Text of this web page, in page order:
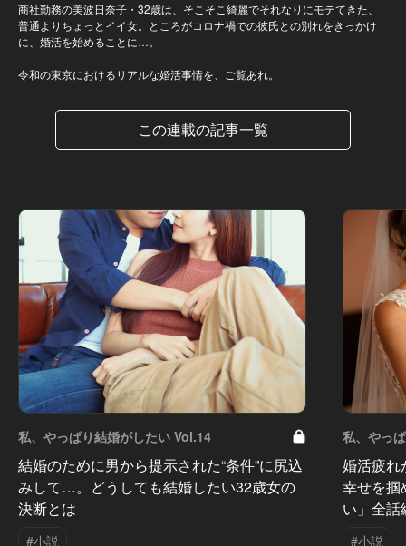
商社勤務の美波日奈子・32歳は、そこそこ綺麗でそれなりにモテてきた、
普通よりちょっとイイ女。ところがコロナ禍での彼氏との別れをきっかけ
に、婚活を始めることに…。
令和の東京におけるリアルな婚活事情を、ご覧あれ。
この連載の記事一覧
私、やっぱり結婚がしたい Vol.14
結婚のために男から提示された“条件”に尻込
みして…。どうしても結婚したい32歳女の
決断とは
#小説
私、やっ
婚活疲れ
幸せを掴
い」全話
#小説